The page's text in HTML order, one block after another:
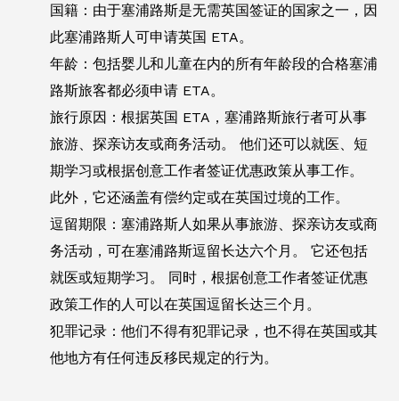
国籍：由于塞浦路斯是无需英国签证的国家之一，因
此塞浦路斯人可申请英国 ETA。
年龄：包括婴儿和儿童在内的所有年龄段的合格塞浦
路斯旅客都必须申请 ETA。
旅行原因：根据英国 ETA，塞浦路斯旅行者可从事
旅游、探亲访友或商务活动。 他们还可以就医、短
期学习或根据创意工作者签证优惠政策从事工作。
此外，它还涵盖有偿约定或在英国过境的工作。
逗留期限：塞浦路斯人如果从事旅游、探亲访友或商
务活动，可在塞浦路斯逗留长达六个月。 它还包括
就医或短期学习。 同时，根据创意工作者签证优惠
政策工作的人可以在英国逗留长达三个月。
犯罪记录：他们不得有犯罪记录，也不得在英国或其
他地方有任何违反移民规定的行为。